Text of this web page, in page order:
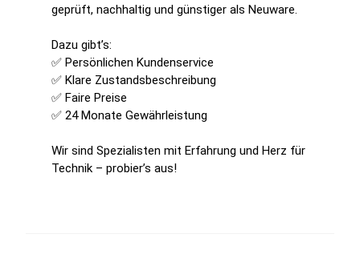
geprüft, nachhaltig und günstiger als Neuware.
Dazu gibt’s:
✅ Persönlichen Kundenservice
✅ Klare Zustandsbeschreibung
✅ Faire Preise
✅ 24 Monate Gewährleistung
Wir sind Spezialisten mit Erfahrung und Herz für
Technik – probier’s aus!